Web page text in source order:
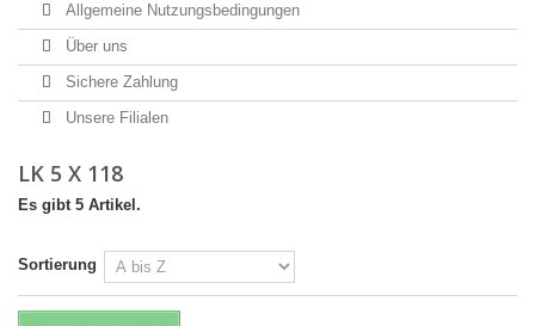
Allgemeine Nutzungsbedingungen
Über uns
Sichere Zahlung
Unsere Filialen
LK 5 X 118
Es gibt 5 Artikel.
Sortierung